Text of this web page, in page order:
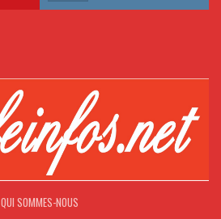
QUI SOMMES-NOUS